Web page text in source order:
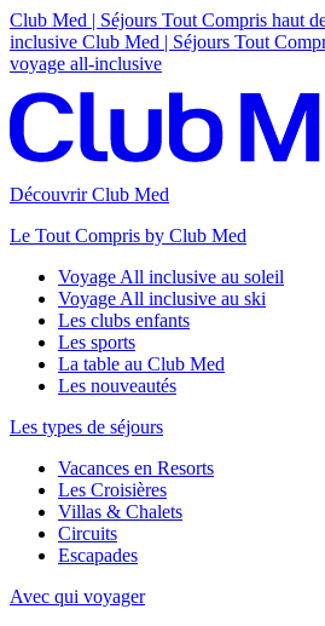
Club Med | Séjours Tout Compris haut
inclusive Club Med | Séjours Tout
voyage all-inclusive
Découvrir Club Med
Le Tout Compris by Club Med
Voyage All inclusive au soleil
Voyage All inclusive au ski
Les clubs enfants
Les sports
La table au Club Med
Les nouveautés
Les types de séjours
Vacances en Resorts
Les Croisières
Villas & Chalets
Circuits
Escapades
Avec qui voyager